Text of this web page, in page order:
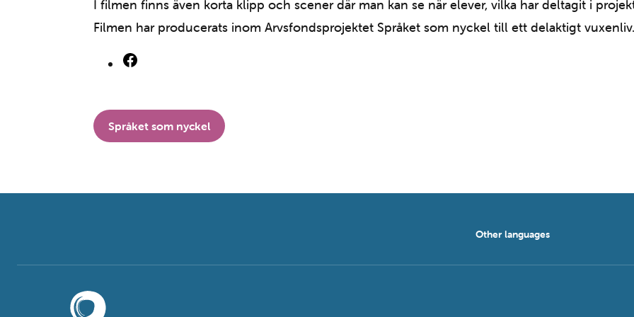
I filmen finns även korta klipp och scener där man kan se när elever, vilka har deltagit i
Filmen har producerats inom Arvsfondsprojektet Språket som nyckel till ett delaktigt vuxenliv.
Språket som nyckel
Other languages